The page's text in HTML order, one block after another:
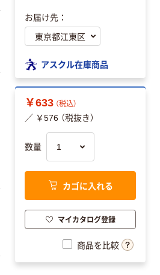
お届け先：
アスクル在庫商品
￥633 （税込）
／ ￥576 （税抜き）
数量
カゴに入れる
マイカタログ登録
商品を比較